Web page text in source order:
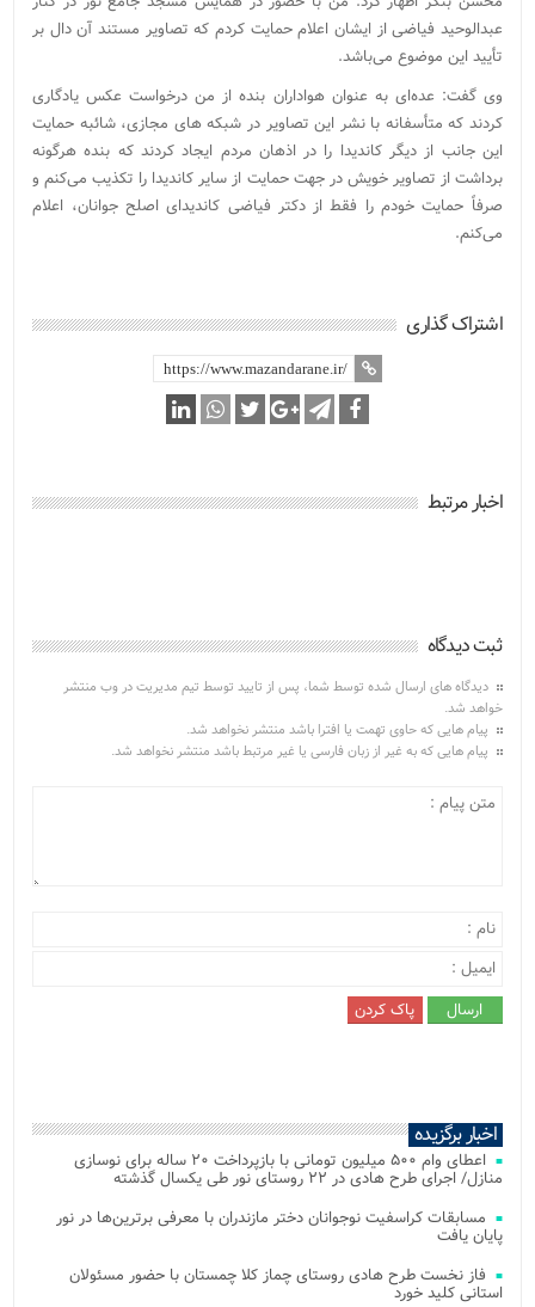
عبدالوحید فیاضی از ایشان اعلام حمایت کردم که تصاویر مستند آن دال بر
تأیید این موضوع می‌باشد.
وی گفت: عده‌ای به عنوان هواداران بنده از من درخواست عکس یادگاری
کردند که متأسفانه با نشر این تصاویر در شبکه های مجازی، شائبه حمایت
این جانب از دیگر کاندیدا را در اذهان مردم ایجاد کردند که بنده هرگونه
برداشت از تصاویر خویش در جهت حمایت از سایر کاندیدا را تکذیب می‌کنم و
صرفاً حمایت خودم را فقط از دکتر فیاضی کاندیدای اصلح جوانان، اعلام
می‌کنم.
اشتراک گذاری
اخبار مرتبط
ثبت دیدگاه
دیدگاه های ارسال شده توسط شما، پس از تایید توسط تیم مدیریت در وب منتشر
خواهد شد.
پیام هایی که حاوی تهمت یا افترا باشد منتشر نخواهد شد.
پیام هایی که به غیر از زبان فارسی یا غیر مرتبط باشد منتشر نخواهد شد.
اخبار برگزیده
اعطای وام ۵۰۰ میلیون تومانی با بازپرداخت ۲۰ ساله برای نوسازی
منازل/ اجرای طرح هادی در ۲۲ روستای نور طی یکسال گذشته
مسابقات کراسفیت نوجوانان دختر مازندران با معرفی برترین‌ها در نور
پایان یافت
فاز نخست طرح هادی روستای چماز کلا چمستان با حضور مسئولان
استانی کلید خورد